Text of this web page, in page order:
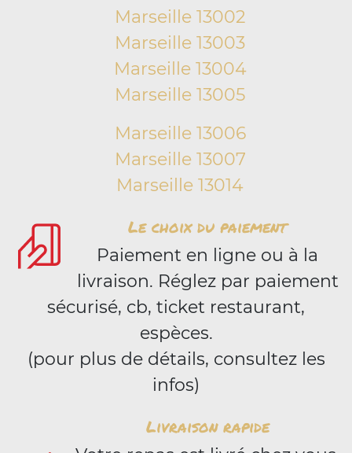
Marseille 13002
Marseille 13003
Marseille 13004
Marseille 13005
Marseille 13006
Marseille 13007
Marseille 13014
Le choix du paiement
Paiement en ligne ou à la
livraison. Réglez par paiement
sécurisé, cb, ticket restaurant,
espèces.
(pour plus de détails, consultez les
infos)
Livraison rapide